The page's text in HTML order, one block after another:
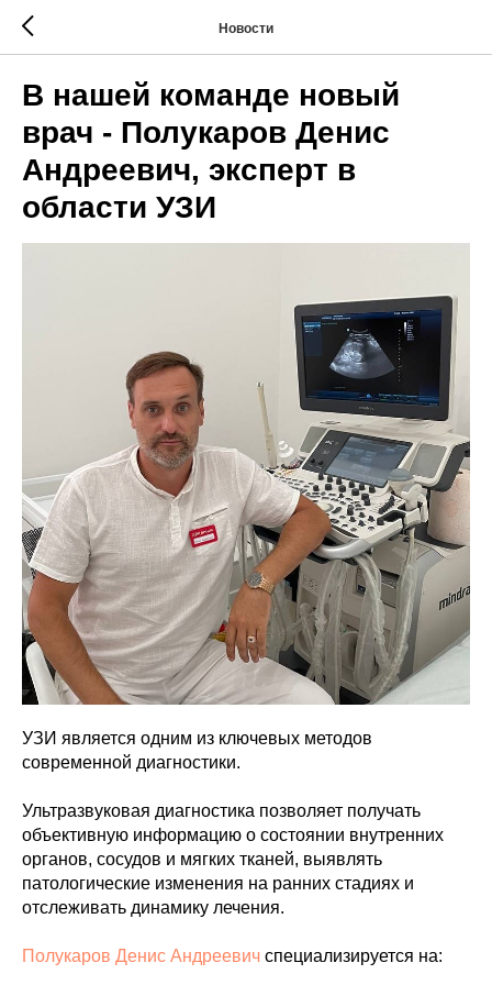
Новости
В нашей команде новый
врач - Полукаров Денис
Андреевич, эксперт в
области УЗИ
УЗИ является одним из ключевых методов
современной диагностики.
Ультразвуковая диагностика позволяет получать
объективную информацию о состоянии внутренних
органов, сосудов и мягких тканей, выявлять
патологические изменения на ранних стадиях и
отслеживать динамику лечения.
Полукаров Денис Андреевич специализируется на: